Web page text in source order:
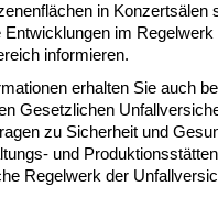
in
Entwicklungen im
informieren.
erhalten Sie auch
Gesetzlichen
zu Sicherheit und
und
Regelwerk der